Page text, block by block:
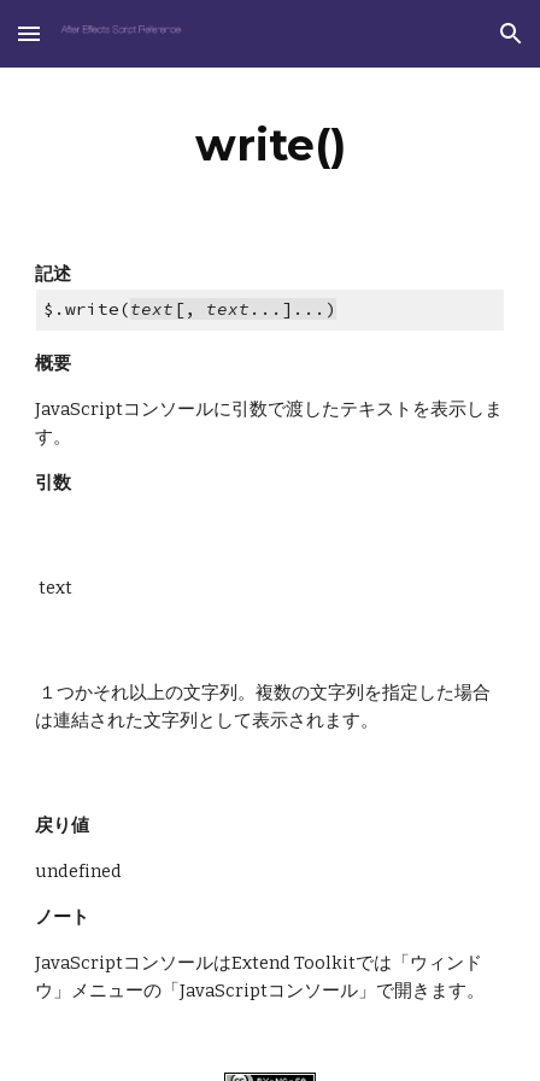
Skip to main content Skip to navigation
write()
記述
$.write(text [, text ...]...)
概要
JavaScriptコンソールに引数で渡したテキストを表示しま
す。
引数
text
は連結された文字列として表示されます。
戻り値
undefined
ノート
JavaScriptコンソールはExtend Toolkitでは「ウィンド
ウ」メニューの「JavaScriptコンソール」で開きます。